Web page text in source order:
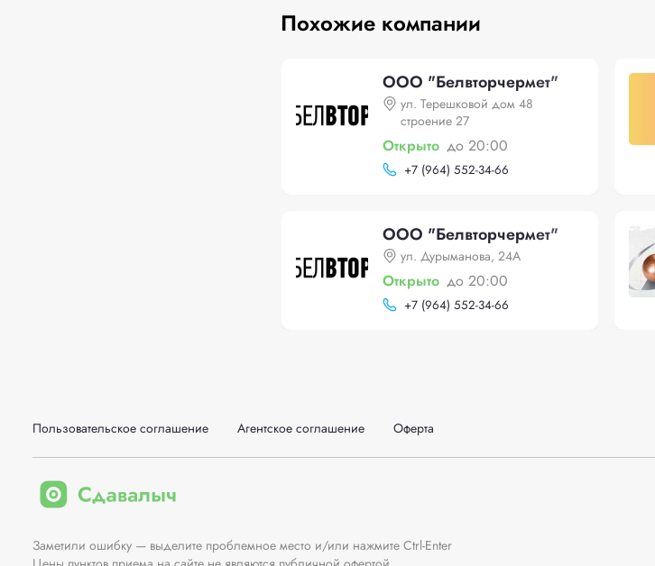
Похожие компании
ООО "Белвторчермет"
ул. Терешковой дом 48
строение 27
Открыто до 20:00
+7 (964) 552-34-66
ООО "Белвторчермет"
ул. Дурыманова, 24А
Открыто до 20:00
+7 (964) 552-34-66
Пользовательское соглашение Агентское соглашение Оферта
Заметили ошибку — выделите проблемное место и/или нажмите Ctrl-Enter